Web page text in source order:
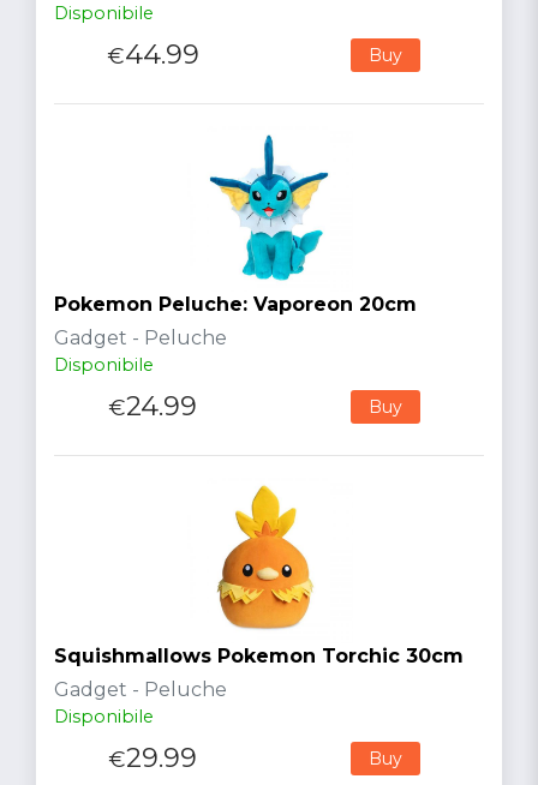
Disponibile
€44.99 Buy
Pokemon Peluche: Vaporeon 20cm
Gadget - Peluche
Disponibile
€24.99 Buy
Squishmallows Pokemon Torchic 30cm
Gadget - Peluche
Disponibile
€29.99 Buy